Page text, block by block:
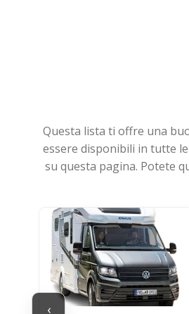
Questa lista ti offre una
essere disponibili in tutte
su questa pagina. Potete
‹